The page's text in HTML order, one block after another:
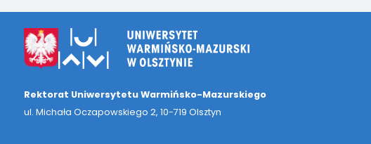
Rektorat Uniwersytetu Warmińsko-Mazurskiego
ul. Michała Oczapowskiego 2, 10-719 Olsztyn